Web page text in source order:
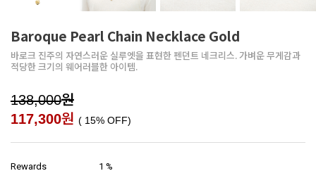
Baroque Pearl Chain Necklace Gold
바로크 진주의 자연스러운 실루엣을 표현한 펜던트 네크리스. 가벼운 무게감과
적당한 크기의 웨어러블한 아이템.
138,000원
117,300원 ( 15% OFF)
Rewards
1 %